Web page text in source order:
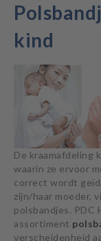
kind
De kraamafdeling
waarin ze ervoor
correct wordt
zijn/haar moeder,
polsbandjes. PDC
assortiment
verscheidenheid